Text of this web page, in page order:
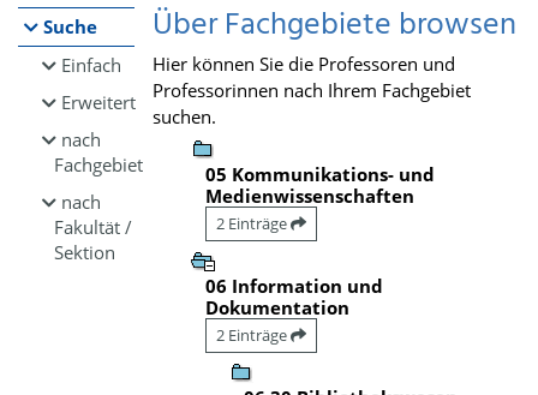
Suche
Einfach
Erweitert
nach
Fachgebiet
nach
Fakultät /
Sektion
Über Fachgebiete browsen
Hier können Sie die Professoren und
Professorinnen nach Ihrem Fachgebiet
suchen.
05 Kommunikations- und
Medienwissenschaften
2 Einträge
06 Information und
Dokumentation
2 Einträge